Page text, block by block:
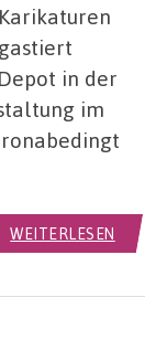
in der
im
WEITERLESEN